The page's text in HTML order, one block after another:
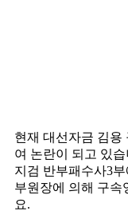
현재 대선자금 김용
여 논란이 되고 있
지검 반부패수사3
부원장에 의해 구속
요.